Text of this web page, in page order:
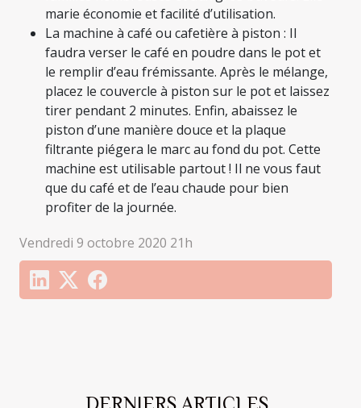
marie économie et facilité d’utilisation.
La machine à café ou cafetière à piston : Il
faudra verser le café en poudre dans le pot et
le remplir d’eau frémissante. Après le mélange,
placez le couvercle à piston sur le pot et laissez
tirer pendant 2 minutes. Enfin, abaissez le
piston d’une manière douce et la plaque
filtrante piégera le marc au fond du pot. Cette
machine est utilisable partout ! Il ne vous faut
que du café et de l’eau chaude pour bien
profiter de la journée.
Vendredi 9 octobre 2020 21h